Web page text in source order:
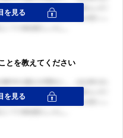
とを教えてください